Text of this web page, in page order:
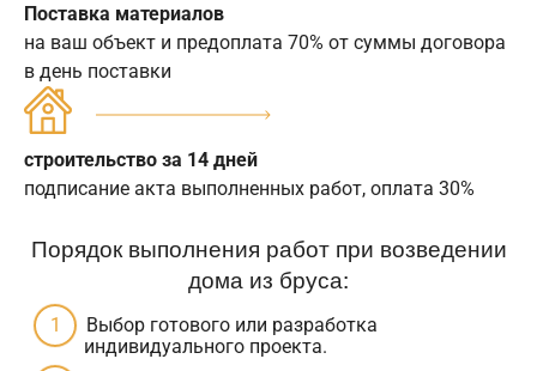
Поставка материалов
на ваш объект и предоплата 70% от суммы договора
в день поставки
строительство за 14 дней
подписание акта выполненных работ, оплата 30%
Порядок выполнения работ при возведении
дома из бруса:
Выбор готового или разработка
индивидуального проекта.